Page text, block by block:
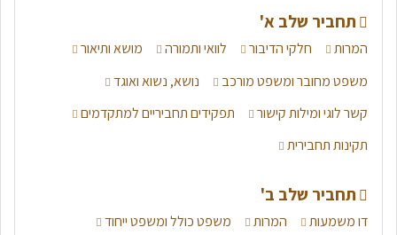
תחביר שלב א'
המרות חלקי הדיבור לוואי ותמורה
מושא ותיאור
משפט מחובר ומשפט מורכב
נושא, נשוא ואוגד
קשר לוגי ומילות קישור
תפקידים תחביריים למתקדמים
תקינות תחבירית
תחביר שלב ב'
דו משמעות המרות
משפט כולל ומשפט ייחוד